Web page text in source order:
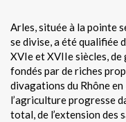
Arles, située à la pointe
se divise, a été qualifiée
XVIe et XVIIe siècles, de
fondés par de riches
divagations du Rhône
l’agriculture progresse
total, de l’extension des